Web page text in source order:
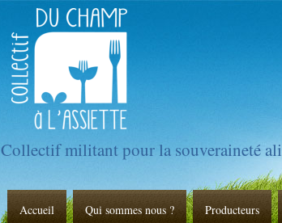
Collectif militant pour la souveraineté
Accueil Qui sommes nous ? Producteurs